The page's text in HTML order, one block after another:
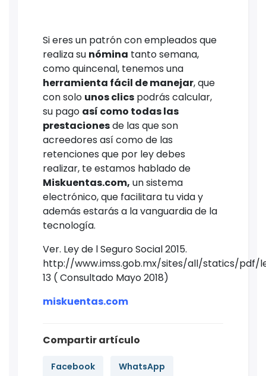
Si eres un patrón con empleados que
realiza su nómina tanto semana,
como quincenal, tenemos una
herramienta fácil de manejar, que
con solo unos clics podrás calcular,
su pago así como todas las
prestacionesde las que son
acreedores así como de las
retenciones que por ley debes
realizar, te estamos hablado de
Miskuentas.com, un sistema
electrónico, que facilitara tu vida y
además estarás a la vanguardia de la
tecnología.
Ver. Ley de l Seguro Social 2015.
http://www.imss.gob.mx/sites/all/statics/pdf/
13 ( Consultado Mayo 2018)
miskuentas.com
Compartir artículo
Facebook WhatsApp